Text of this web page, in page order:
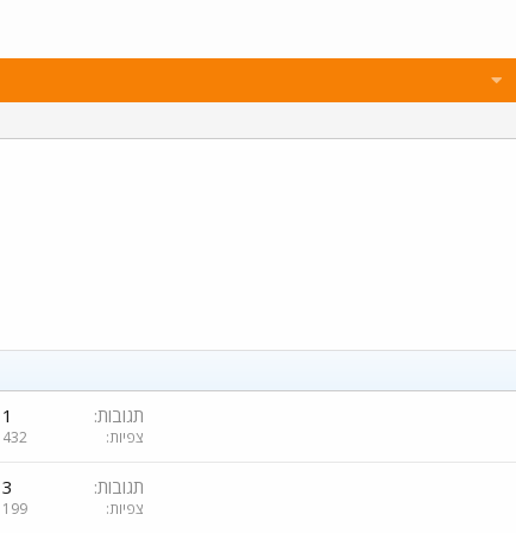
תגובות 1
צפיות 432
תגובות 3
צפיות 199